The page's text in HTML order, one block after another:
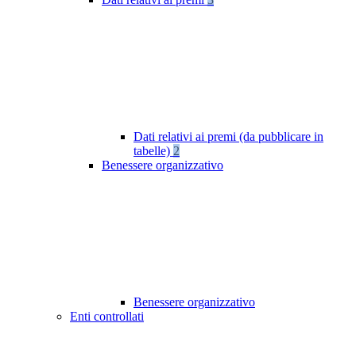
Dati relativi ai premi (da pubblicare in
tabelle) 2
Benessere organizzativo
Benessere organizzativo
Enti controllati